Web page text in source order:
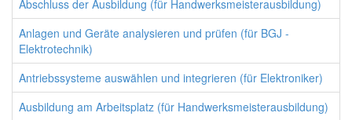
Abschluss der Ausbildung (für Handwerksmeisterausbildung)
Anlagen und Geräte analysieren und prüfen (für BGJ -
Elektrotechnik)
Antriebssysteme auswählen und integrieren (für Elektroniker)
Ausbildung am Arbeitsplatz (für Handwerksmeisterausbildung)